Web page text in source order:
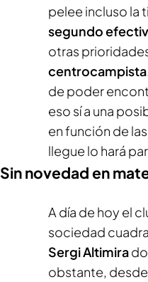
pelee incluso la
segundo
otras
centrocampista
de poder
eso sí a una
en función de
llegue lo hará
Sin novedad en
A día de hoy el
sociedad
Sergi Altimira
obstante, desde